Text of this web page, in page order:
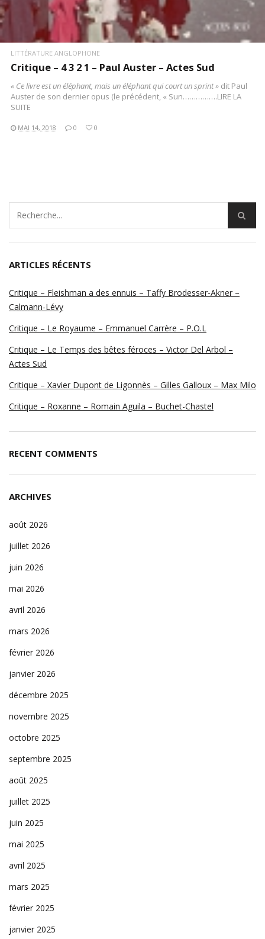
LITTÉRATURE ANGLOPHONE
Critique – 4 3 2 1 – Paul Auster – Actes Sud
« Ce livre est un éléphant, mais un éléphant qui court un sprint » dit Paul
Auster de son dernier opus (le précédent, « Sun…………….LIRE LA
SUITE
MAI 14, 2018 0 0
ARTICLES RÉCENTS
Critique – Fleishman a des ennuis – Taffy Brodesser-Akner –
Calmann-Lévy
Critique – Le Royaume – Emmanuel Carrère – P.O.L
Critique – Le Temps des bêtes féroces – Victor Del Arbol –
Actes Sud
Critique – Xavier Dupont de Ligonnès – Gilles Galloux – Max Milo
Critique – Roxanne – Romain Aguila – Buchet-Chastel
RECENT COMMENTS
ARCHIVES
août 2026
juillet 2026
juin 2026
mai 2026
avril 2026
mars 2026
février 2026
janvier 2026
décembre 2025
novembre 2025
octobre 2025
septembre 2025
août 2025
juillet 2025
juin 2025
mai 2025
avril 2025
mars 2025
février 2025
janvier 2025